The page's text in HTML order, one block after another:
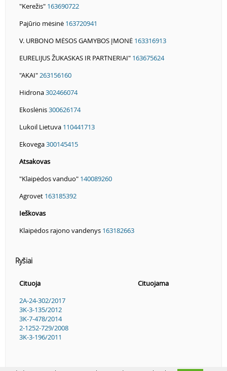
"Kerežis" 163690722
Pajūrio mėsinė 163720941
V. URBONO MĖSOS GAMYBOS ĮMONĖ 163316913
EURELIJUS ŽUKASKAS IR PARTNERIAI" 163675624
"AKAI"263156160
Hidrona302466074
Ekoslėnis300626174
Lukoil Lietuva 110441713
Ekovega300145415
Atsakovas
"Klaipėdos vanduo" 140089260
Agrovet 163185392
Ieškovas
Klaipėdos rajono vandenys 163182663
Ryšiai
Cituoja
Cituojama
2A-24-302/2017
3K-3-135/2012
3K-7-478/2014
2-1252-729/2008
3K-3-196/2011